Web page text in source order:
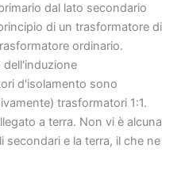
dal lato secondario
di un trasformatore di
ordinario.
dell'induzione
d'isolamento sono
trasformatori 1:1.
a terra. Non vi è alcuna
secondari e la terra, il che ne